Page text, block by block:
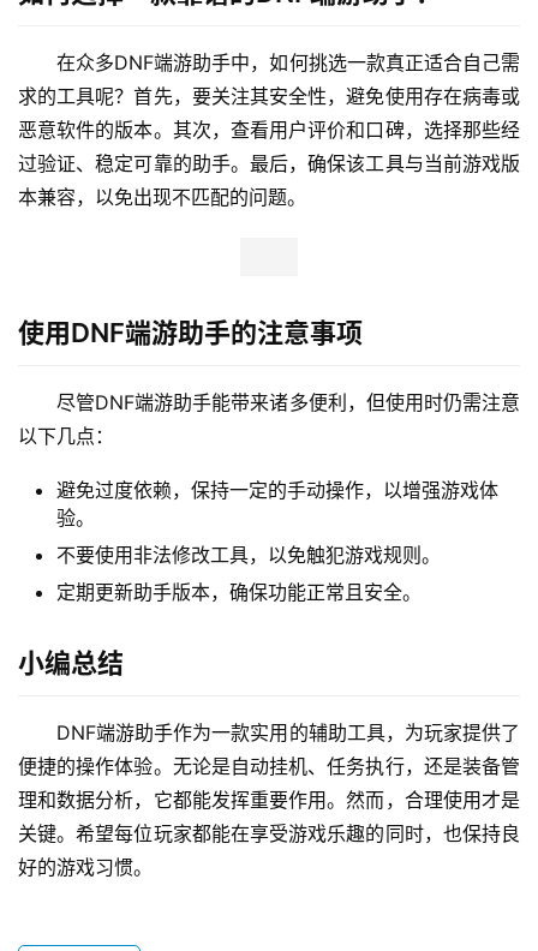
在众多DNF端游助手中，如何挑选一款真正适合自己需
求的工具呢？首先，要关注其安全性，避免使用存在病毒或
恶意软件的版本。其次，查看用户评价和口碑，选择那些经
过验证、稳定可靠的助手。最后，确保该工具与当前游戏版
本兼容，以免出现不匹配的问题。
使用DNF端游助手的注意事项
尽管DNF端游助手能带来诸多便利，但使用时仍需注意
以下几点：
避免过度依赖，保持一定的手动操作，以增强游戏体
验。
不要使用非法修改工具，以免触犯游戏规则。
定期更新助手版本，确保功能正常且安全。
小编总结
DNF端游助手作为一款实用的辅助工具，为玩家提供了
便捷的操作体验。无论是自动挂机、任务执行，还是装备管
理和数据分析，它都能发挥重要作用。然而，合理使用才是
关键。希望每位玩家都能在享受游戏乐趣的同时，也保持良
好的游戏习惯。